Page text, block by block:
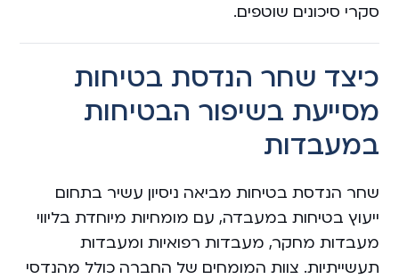
סקרי סיכונים שוטפים.
כיצד שחר הנדסת בטיחות
מסייעת בשיפור הבטיחות
במעבדות
שחר הנדסת בטיחות מביאה ניסיון עשיר בתחום
ייעוץ בטיחות במעבדה, עם מומחיות מיוחדת בליווי
מעבדות מחקר, מעבדות רפואיות ומעבדות
תעשייתיות. צוות המומחים של החברה כולל מהנדסי